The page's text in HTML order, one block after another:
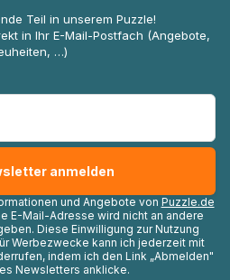
Teil in unserem Puzzle!
in Ihr E-Mail-Postfach (Angebote,
…)
und Angebote von Puzzle.de
E-Mail-Adresse wird nicht an andere
Diese Einwilligung zur Nutzung
Werbezwecke kann ich jederzeit mit
indem ich den Link „Abmelden"
Newsletters anklicke.